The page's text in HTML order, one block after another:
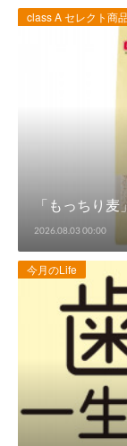
class A セレクト商
「もっちり
2026.08.03 00:00
今月のLife